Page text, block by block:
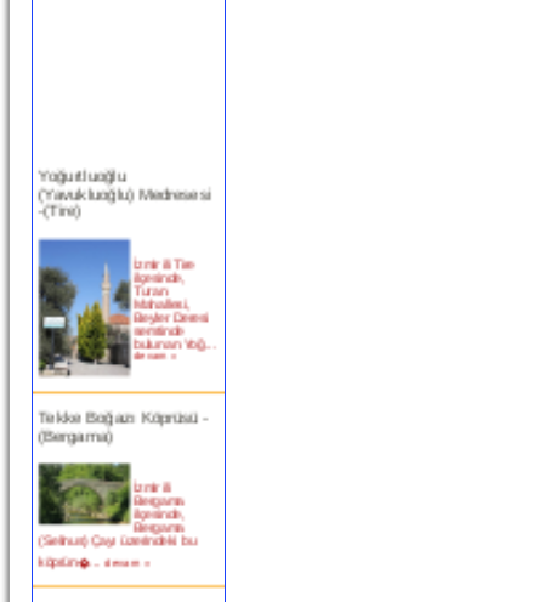
(Yavukluoğlu) Medresesi
-(Tire)
ilçesinde,
Turan
Mahallesi,
Beyler Deresi
semtinde
bulunan Yoğ...
devam »
(Bergama)
Bergama
ilçesinde,
Bergama
(Selinus) Çayı üzerindeki bu
köprün�... devam »